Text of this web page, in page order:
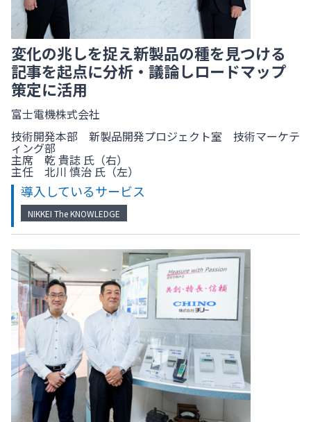
変化の兆しを捉え新製品の種を見つける
記事を起点に分析・議論しロードマップ
策定に活用
富士電機株式会社
技術開発本部 新製品開発プロジェクト室 技術マーケテ
ィング部
主席 乾 貴誌 氏（右）
主任 北川 慎治 氏（左）
導入しているサービス
NIKKEI The KNOWLEDGE